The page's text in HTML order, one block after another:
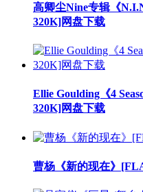
高卿尘Nine专辑《
320K]网盘下载
Ellie Goulding《4
320K]网盘下载
曹杨《新的现在》